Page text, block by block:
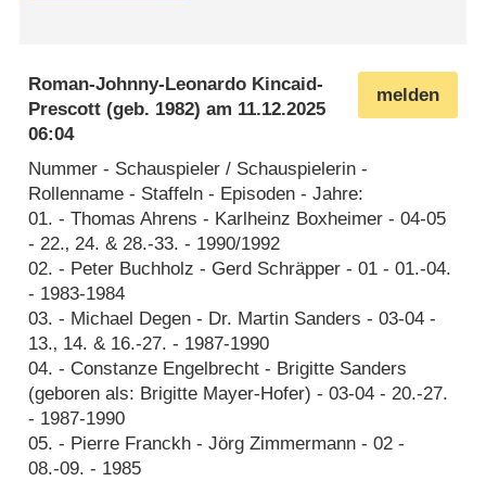
melden
Roman-Johnny-Leonardo Kincaid-
Prescott (geb. 1982) am 11.12.2025
06:04
Nummer - Schauspieler / Schauspielerin -
Rollenname - Staffeln - Episoden - Jahre:
01. - Thomas Ahrens - Karlheinz Boxheimer - 04-05
- 22.‚ 24. & 28.-33. - 1990/1992
02. - Peter Buchholz - Gerd Schräpper - 01 - 01.-04.
- 1983-1984
03. - Michael Degen - Dr. Martin Sanders - 03-04 -
13.‚ 14. & 16.-27. - 1987-1990
04. - Constanze Engelbrecht - Brigitte Sanders
(geboren als: Brigitte Mayer-Hofer) - 03-04 - 20.-27.
- 1987-1990
05. - Pierre Franckh - Jörg Zimmermann - 02 -
08.-09. - 1985